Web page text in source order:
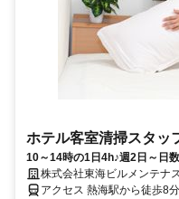
ホテル客室清掃スタッ
10～14時の1日4h♪週2日～日
層まで幅広く活躍中！未経験
株式会社東海ビルメンテナ
アクセス 熱海駅から徒歩8